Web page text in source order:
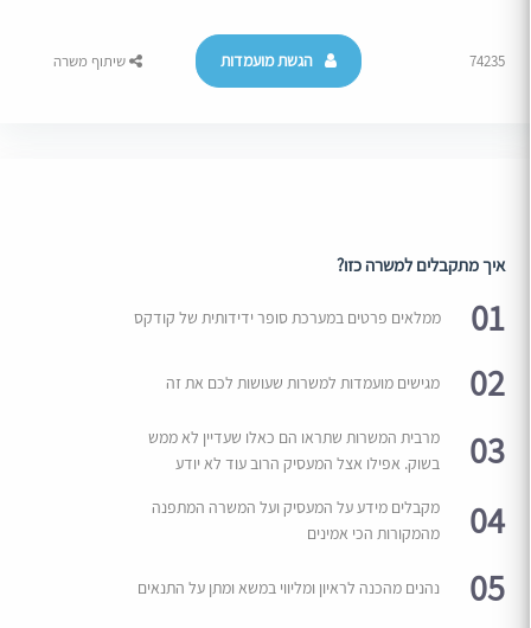
74235 הגשת מועמדות שיתוף משרה
איך מתקבלים למשרה כזו?
01 ממלאים פרטים במערכת סופר ידידותית של קודקס
02 מגישים מועמדות למשרות שעושות לכם את זה
03
מרבית המשרות שתראו הם כאלו שעדיין לא ממש
בשוק. אפילו אצל המעסיק הרוב עוד לא יודע
04
מקבלים מידע על המעסיק ועל המשרה המתפנה
מהמקורות הכי אמינים
05 נהנים מהכנה לראיון ומליווי במשא ומתן על התנאים